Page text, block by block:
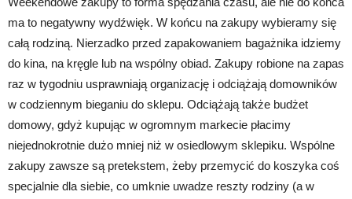
ma to negatywny wydźwięk. W końcu na zakupy wybieramy się
całą rodziną. Nierzadko przed zapakowaniem bagażnika idziemy
do kina, na kręgle lub na wspólny obiad. Zakupy robione na zapas
raz w tygodniu usprawniają organizację i odciążają domowników
w codziennym bieganiu do sklepu. Odciążają także budżet
domowy, gdyż kupując w ogromnym markecie płacimy
niejednokrotnie dużo mniej niż w osiedlowym sklepiku. Wspólne
zakupy zawsze są pretekstem, żeby przemycić do koszyka coś
specjalnie dla siebie, co umknie uwadze reszty rodziny (a w